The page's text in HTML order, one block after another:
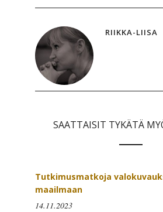
RIIKKA-LIISA
SAATTAISIT TYKÄTÄ
Tutkimusmatkoja
maailmaan
14.11.2023